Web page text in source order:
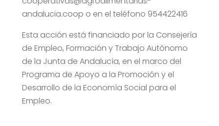
andalucia.coop o en el teléfono 954422416
Esta acción está financiado por la Consejería
de Empleo, Formación y Trabajo Autónomo
de la Junta de Andalucía, en el marco del
Programa de Apoyo a la Promoción y el
Desarrollo de la Economía Social para el
Empleo.